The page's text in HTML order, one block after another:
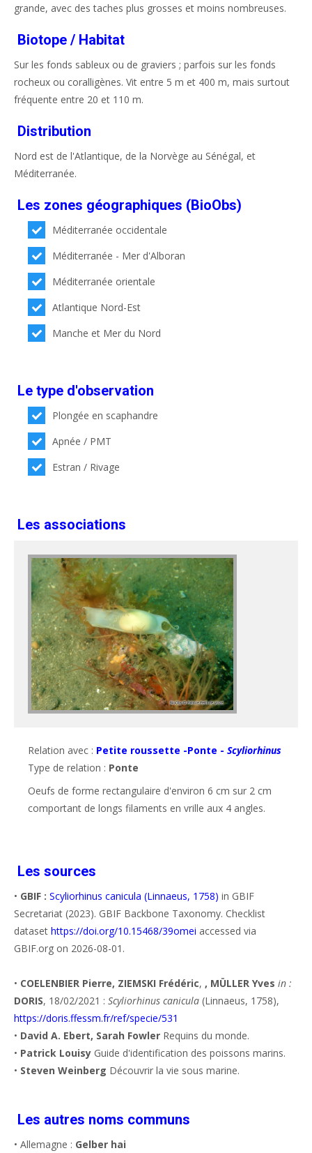
grande, avec des taches plus grosses et moins nombreuses.
Biotope / Habitat
Sur les fonds sableux ou de graviers ; parfois sur les fonds
rocheux ou coralligènes. Vit entre 5 m et 400 m, mais surtout
fréquente entre 20 et 110 m.
Distribution
Nord est de l'Atlantique, de la Norvège au Sénégal, et
Méditerranée.
Les zones géographiques (BioObs)
Méditerranée occidentale
Méditerranée - Mer d'Alboran
Méditerranée orientale
Atlantique Nord-Est
Manche et Mer du Nord
Le type d'observation
Plongée en scaphandre
Apnée / PMT
Estran / Rivage
Les associations
Relation avec : Petite roussette -Ponte - Scyliorhinus
Type de relation : Ponte
Oeufs de forme rectangulaire d'environ 6 cm sur 2 cm
comportant de longs filaments en vrille aux 4 angles.
Les sources
• GBIF : Scyliorhinus canicula (Linnaeus, 1758) in GBIF
Secretariat (2023). GBIF Backbone Taxonomy. Checklist
dataset https://doi.org/10.15468/39omei accessed via
GBIF.org on 2026-08-01.
• COELENBIER Pierre, ZIEMSKI Frédéric, , MÜLLER Yves in :
DORIS, 18/02/2021 : Scyliorhinus canicula (Linnaeus, 1758),
https://doris.ffessm.fr/ref/specie/531
• David A. Ebert, Sarah Fowler Requins du monde.
• Patrick Louisy Guide d'identification des poissons marins.
• Steven Weinberg Découvrir la vie sous marine.
Les autres noms communs
• Allemagne : Gelber hai